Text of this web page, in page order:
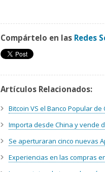
Compártelo en las Redes
Artículos Relacionados:
Bitcoin VS el Banco Popular de
Importa desde China y vende
Se aperturaran cinco nuevas
Experiencias en las compras